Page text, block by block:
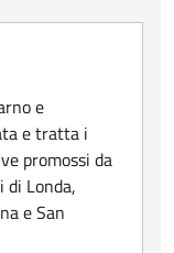
e
e tratta i
promossi da
di Londa,
e San